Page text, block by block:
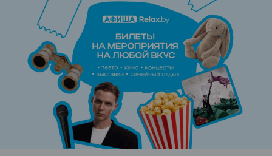
ЭФФЕКТИВНАЯ РЕКЛАМА НА САЙТЕ